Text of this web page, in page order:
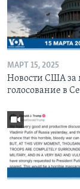
МАРТ 15, 2025
Новости США за
голосование в